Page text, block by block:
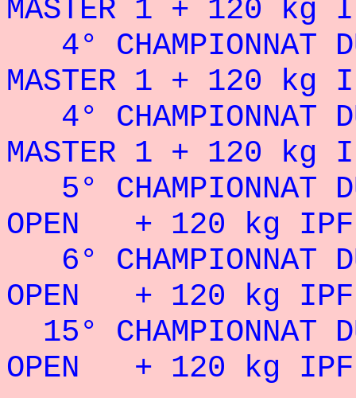
MASTER 1 + 120 kg
4° CHAMPIONNAT
MASTER 1 + 120 kg
4° CHAMPIONNAT
MASTER 1 + 120
5° CHAMPIONNAT
OPEN + 120 kg
6° CHAMPIONNAT
OPEN + 120 kg
15° CHAMPIONNAT
OPEN + 120 kg